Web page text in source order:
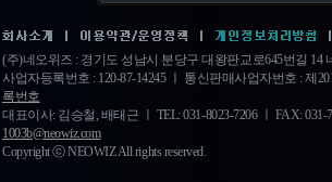
(주)네오위즈 : 경기도 성남시 분당구 대왕판교로645번길 14
사업자등록번호 : 120-87-14245 ㅣ 통신판매사업자번호 : 제
록번호
대표이사: 김승철, 배태근 ㅣ TEL: 031-8023-7206 ㅣ FAX: 031-
1003b@neowiz.com
Copyright ⓒ NEOWIZ All rights reserved.